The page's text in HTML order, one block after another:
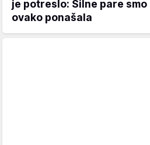
je potreslo: Silne pare smo
ovako ponašala